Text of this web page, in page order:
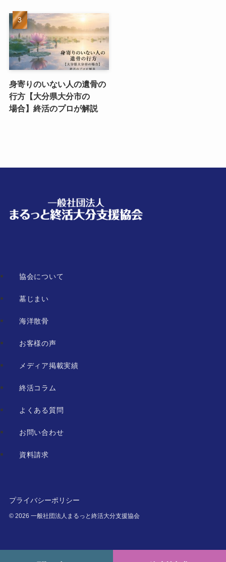
身寄りのいない​人の​遺骨の​
行方​【大分県大分市の​
場合】終活の​プロが​解説
協会について
墓じまい
海洋散骨
お客様の声
メディア掲載実績
終活コラム
よくある質問
お問い合わせ
資料請求
©2026 一般社団法人まるっと終活大分支援協会
プライバシーポリシー